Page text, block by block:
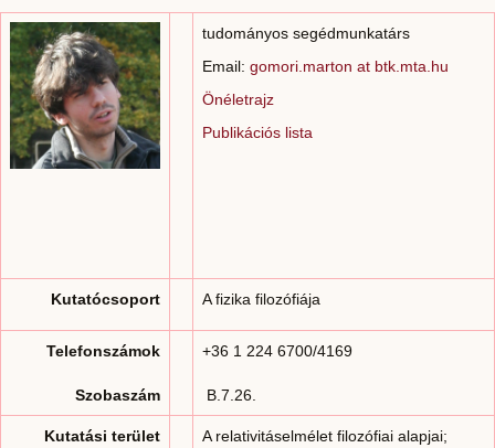
tudományos segédmunkatárs
Email: gomori.marton at btk.mta.hu
Önéletrajz
Publikációs lista
Kutatócsoport A fizika filozófiája
Telefonszámok
Szobaszám
+36 1 224 6700/4169
B.7.26.
Kutatási terület
A relativitáselmélet filozófiai alapjai;